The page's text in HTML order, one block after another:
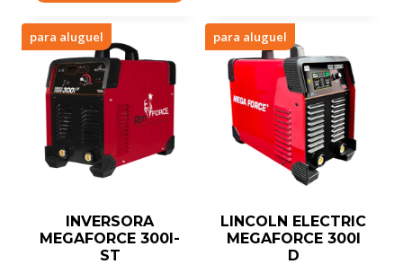
para aluguel
INVERSORA
MEGAFORCE 300I-
ST
para aluguel
LINCOLN ELECTRIC
MEGAFORCE 300I
D